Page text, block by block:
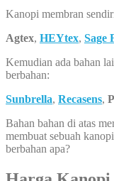
Kanopi membran
Agtex, HEYtex, Sage
Kemudian ada bahan
berbahan:
Sunbrella, Recasens,
Bahan bahan di atas
membuat sebuah
berbahan apa?